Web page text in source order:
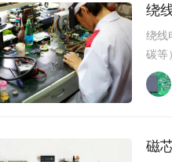
绕
绕线
碳等
本
磁